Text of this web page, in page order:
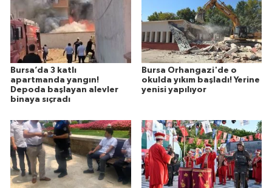
Bursa’da 3 katlı
apartmanda yangın!
Depoda başlayan alevler
binaya sıçradı
Bursa Orhangazi'de o
okulda yıkım başladı! Yerine
yenisi yapılıyor